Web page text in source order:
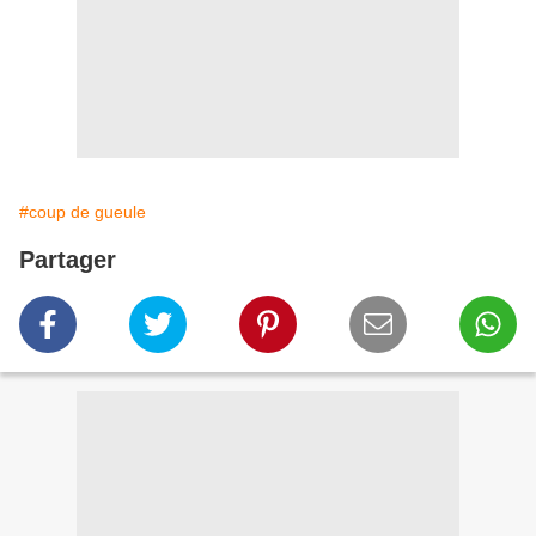
#coup de gueule
Partager